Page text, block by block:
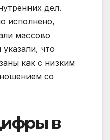
дел.
исполнено,
массово
что
как с низким
со
в